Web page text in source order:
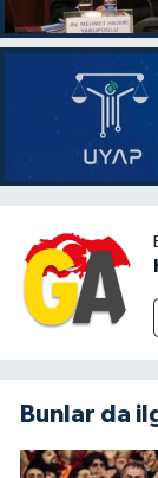
Bunlar da